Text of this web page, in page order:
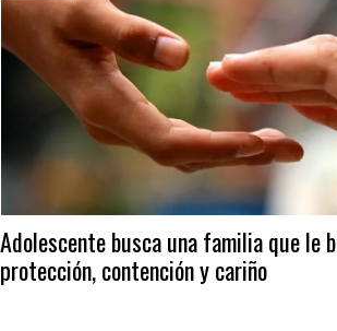
Adolescente busca una familia que le
protección, contención y cariño